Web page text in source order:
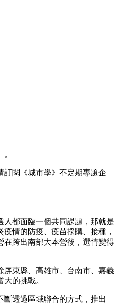
訂閱《城市學》不定期專題企
人都面臨一個共同課題，那就是
情的防疫、疫苗採購、接種，
在跨出南部大本營後，選情變得
屏東縣、高雄市、台南市、嘉義
的挑戰。
斷透過區域聯合的方式，推出